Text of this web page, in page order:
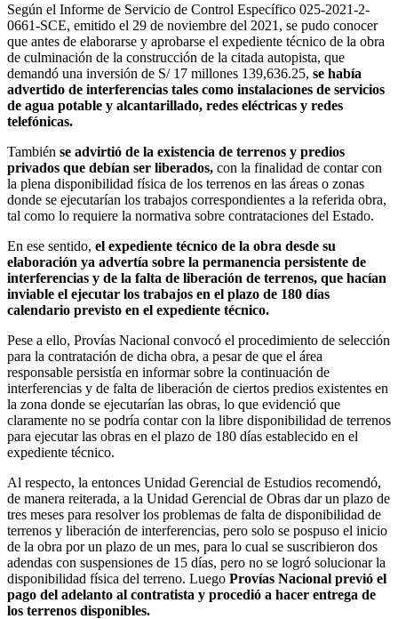
Según el Informe de Servicio de Control Específico 025-2021-2-
0661-SCE, emitido el 29 de noviembre del 2021, se pudo conocer
que antes de elaborarse y aprobarse el expediente técnico de la obra
de culminación de la construcción de la citada autopista, que
demandó una inversión de S/ 17 millones 139,636.25, se había
advertido de interferencias tales como instalaciones de servicios
de agua potable y alcantarillado, redes eléctricas y redes
telefónicas.
También se advirtió de la existencia de terrenos y predios
privados que debían ser liberados, con la finalidad de contar con
la plena disponibilidad física de los terrenos en las áreas o zonas
donde se ejecutarían los trabajos correspondientes a la referida obra,
tal como lo requiere la normativa sobre contrataciones del Estado.
En ese sentido, el expediente técnico de la obra desde su
elaboración ya advertía sobre la permanencia persistente de
interferencias y de la falta de liberación de terrenos, que hacían
inviable el ejecutar los trabajos en el plazo de 180 días
calendario previsto en el expediente técnico.
Pese a ello, Provías Nacional convocó el procedimiento de selección
para la contratación de dicha obra, a pesar de que el área
responsable persistía en informar sobre la continuación de
interferencias y de falta de liberación de ciertos predios existentes en
la zona donde se ejecutarían las obras, lo que evidenció que
claramente no se podría contar con la libre disponibilidad de terrenos
para ejecutar las obras en el plazo de 180 días establecido en el
expediente técnico.
Al respecto, la entonces Unidad Gerencial de Estudios recomendó,
de manera reiterada, a la Unidad Gerencial de Obras dar un plazo de
tres meses para resolver los problemas de falta de disponibilidad de
terrenos y liberación de interferencias, pero solo se pospuso el inicio
de la obra por un plazo de un mes, para lo cual se suscribieron dos
adendas con suspensiones de 15 días, pero no se logró solucionar la
disponibilidad física del terreno. Luego Provías Nacional previó el
pago del adelanto al contratista y procedió a hacer entrega de
los terrenos disponibles.